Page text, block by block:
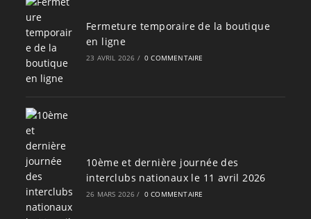
Fermeture temporaire de la boutique
en ligne
23 AVRIL 2026 / 0 COMMENTAIRE
10ème et dernière journée des
interclubs nationaux le 11 avril 2026
26 MARS 2026 / 0 COMMENTAIRE